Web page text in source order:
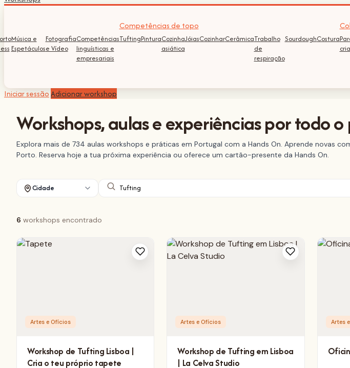
Música e
Espetáculos
Fotografia
e Vídeo
Competências
linguísticas e
empresariais
Competências de topo
TuftingPinturaCozinha
asiática
JóiasCozinharCerâmicaTrabalho
de
respiração
SourdoughCostura
Iniciar sessãoAdicionar workshop
Workshops, aulas e experiências por todo o
Explora mais de 734 aulas workshops e práticas em Portugal com a Hands On. Aprende novas
Porto. Reserva hoje a tua próxima experiência ou oferece um cartão-presente da Hands On.
Cidade
6 workshops encontrado
Artes e Ofícios
Workshop de Tufting Lisboa |
Cria o teu próprio tapete
Artes e Ofícios
Workshop de Tufting em Lisboa
| La Celva Studio
Artes